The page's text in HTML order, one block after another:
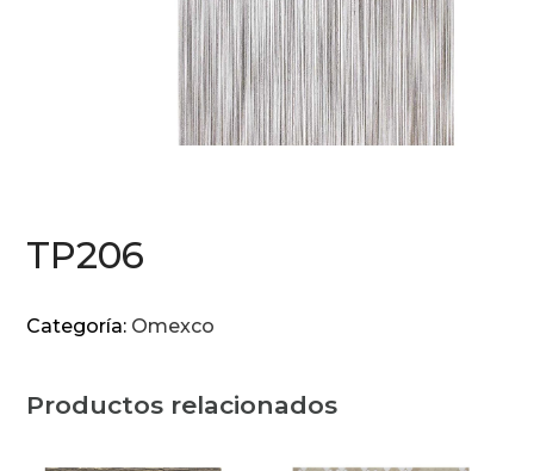
TP206
Categoría: Omexco
Productos relacionados